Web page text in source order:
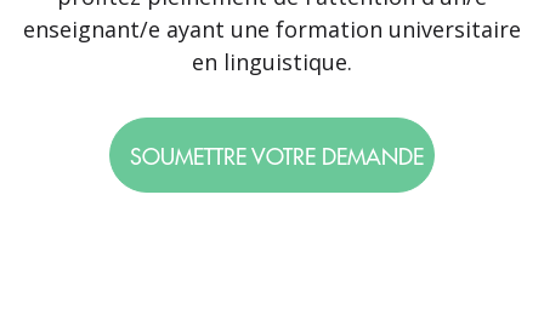
enseignant/e ayant une formation universitaire
en linguistique.
SOUMETTRE VOTRE DEMANDE